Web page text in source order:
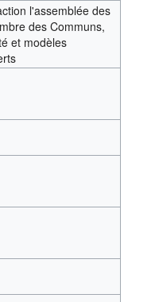
l'assemblée des
des Communs,
et modèles